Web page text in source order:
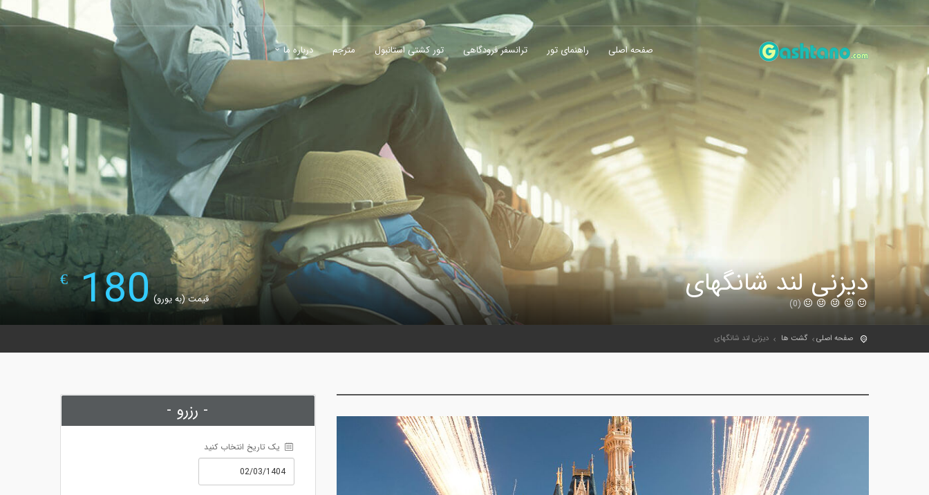
صفحه اصلی راهنمای تور ترانسفر فرودگاهی تور کشتی استانبول مترجم درباره ما
دیزنی لند شانگهای
(0) قیمت (به یورو)180
€
صفحه اصلی گشت ها دیزنی لند شانگهای
- رزرو -
یک تاریخ انتخاب کنید